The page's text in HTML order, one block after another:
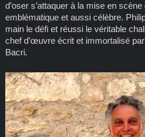
d’oser s’attaquer à la mise en scène
emblématique et aussi célèbre.
main le défi et réussi le véritable
chef d’œuvre écrit et immortalisé
Bacri.